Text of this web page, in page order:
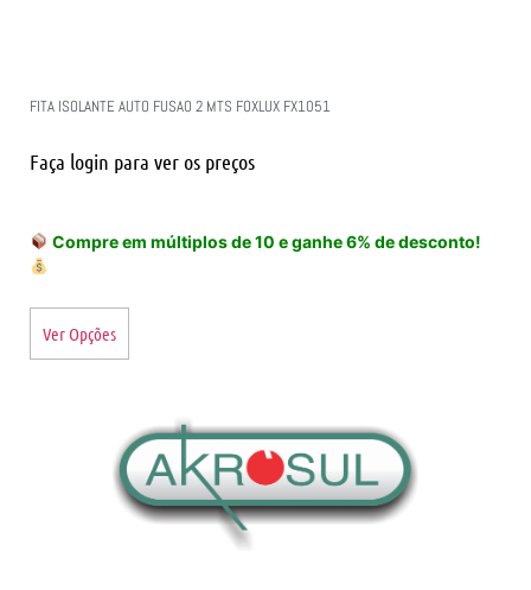
FITA ISOLANTE AUTO FUSAO 2 MTS FOXLUX FX1051
Faça login para ver os preços
Compre em múltiplos de 10 e ganhe 6% de desconto!
Ver Opções